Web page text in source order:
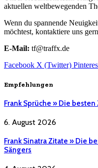
aktuellen weltbewegenden
Wenn du spannende
möchtest, kontaktiere uns
E-Mail: tf@traffx.de
Facebook X (Twitter)
Empfehlungen
Frank Sprüche » Die
6. August 2026
Frank Sinatra Zitate » Die
Sängers